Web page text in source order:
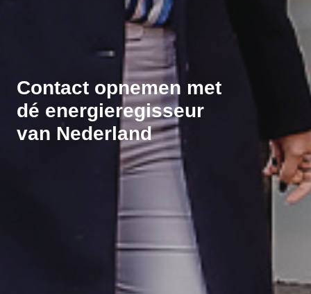
Contact opnemen met
dé energieregisseur
van Nederland